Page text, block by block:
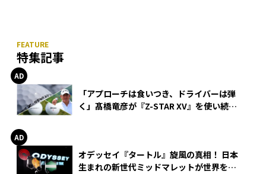
特集記事
「アプローチは食いつき、ドライバーは弾
く」髙橋竜彦が『Z-STAR XV』を使い続け
オデッセイ『タートル』旋風の真相！ 日本
生まれの新世代ミッドマレットが世界を席